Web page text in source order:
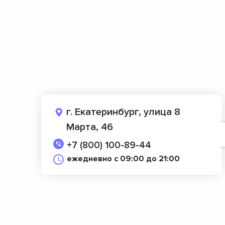
г. Екатеринбург, улица 8
Марта, 46
+7 (800) 100-89-44
ежедневно с 09:00 до 21:00